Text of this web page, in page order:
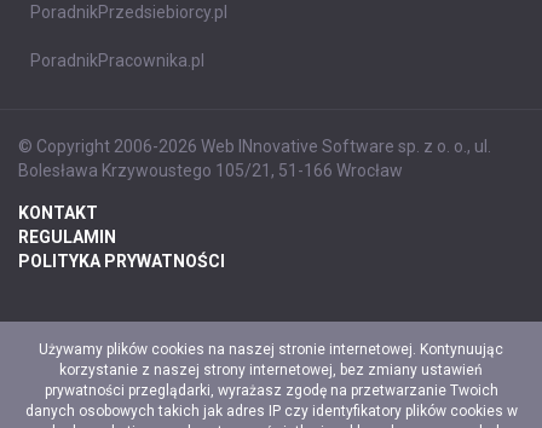
PoradnikPrzedsiebiorcy.pl
PoradnikPracownika.pl
© Copyright 2006-2026 Web INnovative Software sp. z o. o., ul.
Bolesława Krzywoustego 105/21, 51-166 Wrocław
KONTAKT
REGULAMIN
POLITYKA PRYWATNOŚCI
Używamy plików cookies na naszej stronie internetowej. Kontynuując
korzystanie z naszej strony internetowej, bez zmiany ustawień
prywatności przeglądarki, wyrażasz zgodę na przetwarzanie Twoich
danych osobowych takich jak adres IP czy identyfikatory plików cookies w